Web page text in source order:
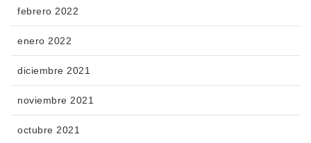
febrero 2022
enero 2022
diciembre 2021
noviembre 2021
octubre 2021